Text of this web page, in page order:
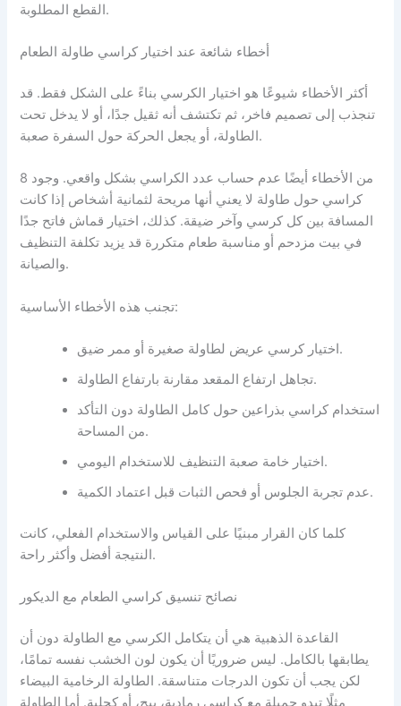
القطع المطلوبة.
أخطاء شائعة عند اختيار كراسي طاولة الطعام
أكثر الأخطاء شيوعًا هو اختيار الكرسي بناءً على الشكل فقط. قد
تنجذب إلى تصميم فاخر، ثم تكتشف أنه ثقيل جدًا، أو لا يدخل تحت
الطاولة، أو يجعل الحركة حول السفرة صعبة.
من الأخطاء أيضًا عدم حساب عدد الكراسي بشكل واقعي. وجود 8
كراسي حول طاولة لا يعني أنها مريحة لثمانية أشخاص إذا كانت
المسافة بين كل كرسي وآخر ضيقة. كذلك، اختيار قماش فاتح جدًا
في بيت مزدحم أو مناسبة طعام متكررة قد يزيد تكلفة التنظيف
والصيانة.
تجنب هذه الأخطاء الأساسية:
اختيار كرسي عريض لطاولة صغيرة أو ممر ضيق.
تجاهل ارتفاع المقعد مقارنة بارتفاع الطاولة.
استخدام كراسي بذراعين حول كامل الطاولة دون التأكد
من المساحة.
اختيار خامة صعبة التنظيف للاستخدام اليومي.
عدم تجربة الجلوس أو فحص الثبات قبل اعتماد الكمية.
كلما كان القرار مبنيًا على القياس والاستخدام الفعلي، كانت
النتيجة أفضل وأكثر راحة.
نصائح تنسيق كراسي الطعام مع الديكور
القاعدة الذهبية هي أن يتكامل الكرسي مع الطاولة دون أن
يطابقها بالكامل. ليس ضروريًا أن يكون لون الخشب نفسه تمامًا،
لكن يجب أن تكون الدرجات متناسقة. الطاولة الرخامية البيضاء
مثلًا تبدو جميلة مع كراسي رمادية، بيج، أو كحلية. أما الطاولة